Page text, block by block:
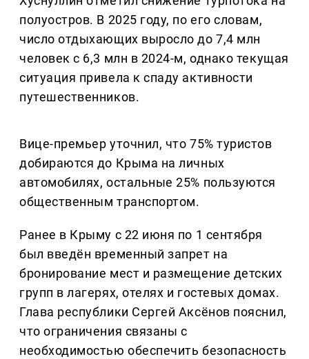
полуостров. В 2025 году, по его словам,
число отдыхающих выросло до 7,4 млн
человек с 6,3 млн в 2024-м, однако текущая
ситуация привела к спаду активности
путешественников.
Вице-премьер уточнил, что 75% туристов
добираются до Крыма на личных
автомобилях, остальные 25% пользуются
общественным транспортом.
Ранее в Крыму с 22 июня по 1 сентября
был введён временный запрет на
бронирование мест и размещение детских
групп в лагерях, отелях и гостевых домах.
Глава республики Сергей Аксёнов пояснил,
что ограничения связаны с
необходимостью обеспечить безопасность